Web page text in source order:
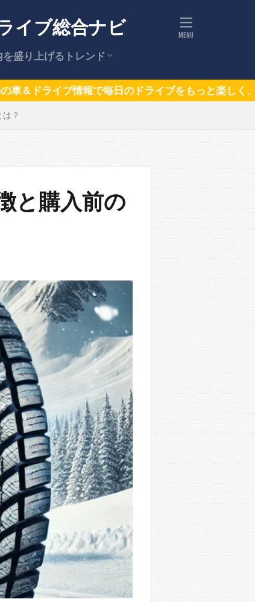
イブ総合ナビ
を盛り上げるトレンド
イブの話題（トレンドニュー
の車
のドライブをもっと楽しく、もっと安全にサポート
？
と購入前の